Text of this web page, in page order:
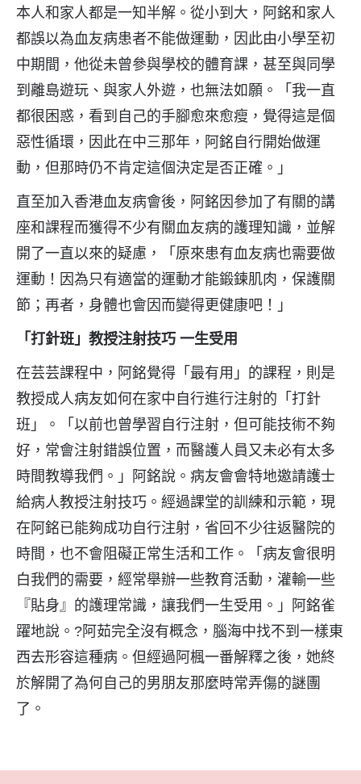
本人和家人都是一知半解。從小到大，阿銘和家人
都誤以為血友病患者不能做運動，因此由小學至初
中期間，他從未曾參與學校的體育課，甚至與同學
到離島遊玩、與家人外遊，也無法如願。「我一直
都很困惑，看到自己的手腳愈來愈瘦，覺得這是個
惡性循環，因此在中三那年，阿銘自行開始做運
動，但那時仍不肯定這個決定是否正確。」
直至加入香港血友病會後，阿銘因參加了有關的講
座和課程而獲得不少有關血友病的護理知識，並解
開了一直以來的疑慮，「原來患有血友病也需要做
運動！因為只有適當的運動才能鍛鍊肌肉，保護關
節；再者，身體也會因而變得更健康吧！」
「打針班」教授注射技巧 一生受用
在芸芸課程中，阿銘覺得「最有用」的課程，則是
教授成人病友如何在家中自行進行注射的「打針
班」。「以前也曾學習自行注射，但可能技術不夠
好，常會注射錯誤位置，而醫護人員又未必有太多
時間教導我們。」阿銘說。病友會會特地邀請護士
給病人教授注射技巧。經過課堂的訓練和示範，現
在阿銘已能夠成功自行注射，省回不少往返醫院的
時間，也不會阻礙正常生活和工作。「病友會很明
白我們的需要，經常舉辦一些教育活動，灌輸一些
『貼身』的護理常識，讓我們一生受用。」阿銘雀
躍地說。?阿茹完全沒有概念，腦海中找不到一樣東
西去形容這種病。但經過阿楓一番解釋之後，她終
於解開了為何自己的男朋友那麼時常弄傷的謎團
了。